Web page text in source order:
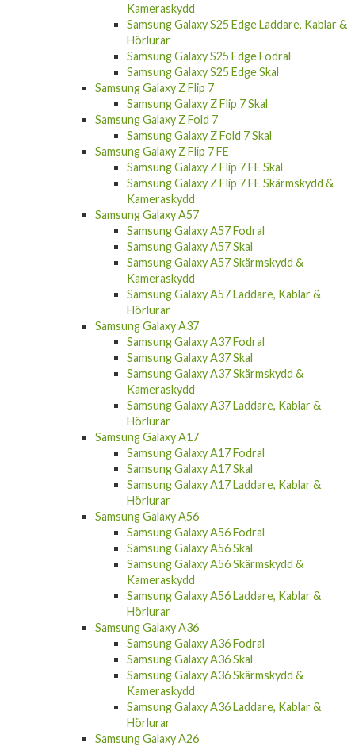
Kameraskydd
Samsung Galaxy S25 Edge Laddare, Kablar &
Hörlurar
Samsung Galaxy S25 Edge Fodral
Samsung Galaxy S25 Edge Skal
Samsung Galaxy Z Flip 7
Samsung Galaxy Z Flip 7 Skal
Samsung Galaxy Z Fold 7
Samsung Galaxy Z Fold 7 Skal
Samsung Galaxy Z Flip 7 FE
Samsung Galaxy Z Flip 7 FE Skal
Samsung Galaxy Z Flip 7 FE Skärmskydd &
Kameraskydd
Samsung Galaxy A57
Samsung Galaxy A57 Fodral
Samsung Galaxy A57 Skal
Samsung Galaxy A57 Skärmskydd &
Kameraskydd
Samsung Galaxy A57 Laddare, Kablar &
Hörlurar
Samsung Galaxy A37
Samsung Galaxy A37 Fodral
Samsung Galaxy A37 Skal
Samsung Galaxy A37 Skärmskydd &
Kameraskydd
Samsung Galaxy A37 Laddare, Kablar &
Hörlurar
Samsung Galaxy A17
Samsung Galaxy A17 Fodral
Samsung Galaxy A17 Skal
Samsung Galaxy A17 Laddare, Kablar &
Hörlurar
Samsung Galaxy A56
Samsung Galaxy A56 Fodral
Samsung Galaxy A56 Skal
Samsung Galaxy A56 Skärmskydd &
Kameraskydd
Samsung Galaxy A56 Laddare, Kablar &
Hörlurar
Samsung Galaxy A36
Samsung Galaxy A36 Fodral
Samsung Galaxy A36 Skal
Samsung Galaxy A36 Skärmskydd &
Kameraskydd
Samsung Galaxy A36 Laddare, Kablar &
Hörlurar
Samsung Galaxy A26